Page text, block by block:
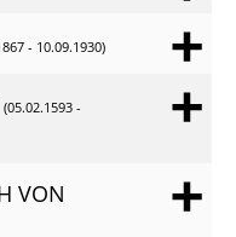
- 10.09.1930)
(05.02.1593 -
VON